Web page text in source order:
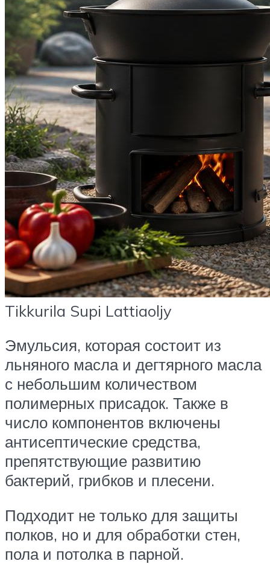
Tikkurila Supi Lattiaoljy
Эмульсия, которая состоит из
льняного масла и дегтярного масла
с небольшим количеством
полимерных присадок. Также в
число компонентов включены
антисептические средства,
препятствующие развитию
бактерий, грибков и плесени.
Подходит не только для защиты
полков, но и для обработки стен,
пола и потолка в парной.